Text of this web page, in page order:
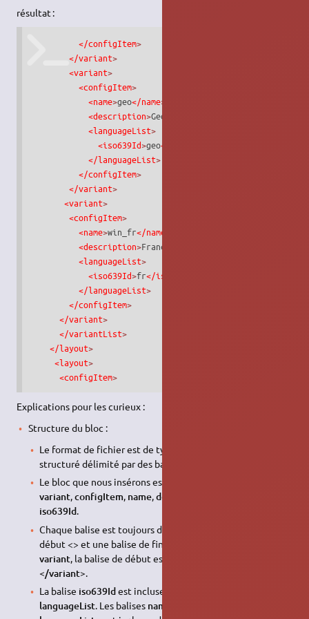
résultat :
</configItem>
</variant>
<variant>
<configItem>
<name>geo</name>
<description>Georgian (France, AZERTY Tskapo)
<languageList>
<iso639Id>geo</iso639Id
</languageList>
</configItem>
</variant>
<variant>
<configItem>
<name>win_fr</name
<description>Français (style Windows)
<languageList>
<iso639Id>fr</iso639Id
</languageList>
</configItem>
</variant>
</variantList>
</layout>
<layout>
<configItem>
Explications pour les curieux :
Structure du bloc :
Le format de fichier est de type XML qui est un format
structuré délimité par des balises.
Le bloc que nous insérons est composé de 6 balises :
variant,configItem, name,description
iso639Id.
Chaque balise est toujours délimitée par une balise de
début <> et une balise de fin </>. Dans le cas de la balise
variant , la balise de début est
</variant>
La balise iso639Idest incluse (appartient) à la balise
languageList. Les balises name